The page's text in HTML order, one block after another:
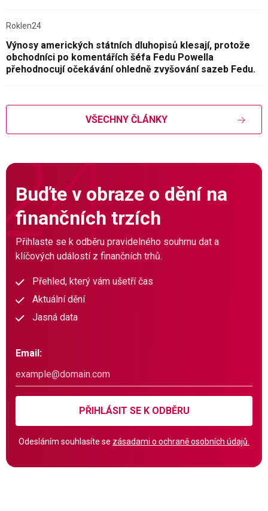
Roklen24
Výnosy amerických státních dluhopisů klesají, protože
obchodníci po komentářích šéfa Fedu Powella
přehodnocují očekávání ohledně zvyšování sazeb Fedu.
VŠECHNY ČLÁNKY
Buďte v obraze o dění na
finančních trzích
Přihlaste se k odběru pravidelného souhrnu dat a
klíčových událostí z finančních trhů.
Přehled, který vám ušetří čas
Aktuální dění
Jasná data
Email:
PŘIHLÁSIT SE K ODBĚRU
Odesláním souhlasíte se zásadami o ochraně osobních údajů.